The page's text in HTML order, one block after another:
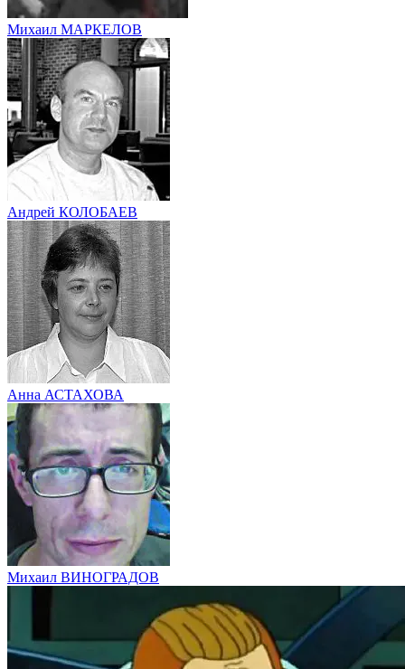
Михаил МАРКЕЛОВ
Андрей КОЛОБАЕВ
Анна АСТАХОВА
Михаил ВИНОГРАДОВ